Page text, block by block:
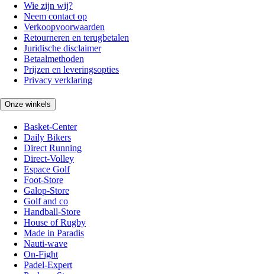
Wie zijn wij?
Neem contact op
Verkoopvoorwaarden
Retourneren en terugbetalen
Juridische disclaimer
Betaalmethoden
Prijzen en leveringsopties
Privacy verklaring
Onze winkels
Basket-Center
Daily Bikers
Direct Running
Direct-Volley
Espace Golf
Foot-Store
Galop-Store
Golf and co
Handball-Store
House of Rugby
Made in Paradis
Nauti-wave
On-Fight
Padel-Expert